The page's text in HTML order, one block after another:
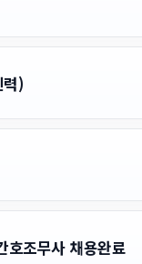
)
조무사 채용완료